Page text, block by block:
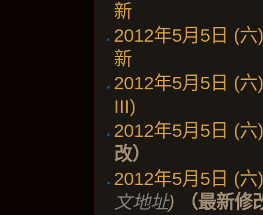
新
2012年5月5日 (六
新
2012年5月5日 (六
III)
2012年5月5日 (六
改）
2012年5月5日 (六
文地址)
（最新修